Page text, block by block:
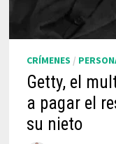
CRÍMENES /
Getty, el
a pagar el
su nieto